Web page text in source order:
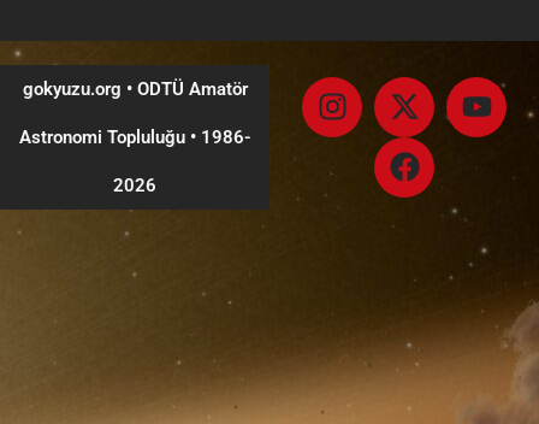
gokyuzu.org • ODTÜ Amatör
Astronomi Topluluğu •1986-
2026